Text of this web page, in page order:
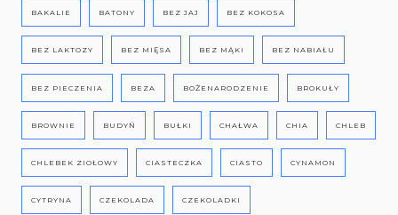
BAKALIE BATONY BEZ JAJ BEZ KOKOSA
BEZ LAKTOZY BEZ MIĘSA BEZ MĄKI BEZ NABIAŁU
BEZ PIECZENIA BEZA BOŻENARODZENIE BROKUŁY
BROWNIE BUDYŃ BUŁKI CHAŁWA CHIA CHLEB
CHLEBEK ZIOŁOWY CIASTECZKA CIASTO CYNAMON
CYTRYNA CZEKOLADA CZEKOLADKI